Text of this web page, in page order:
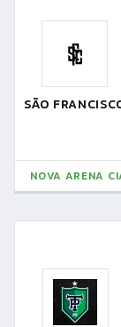
SÃO
NOVA ARENA